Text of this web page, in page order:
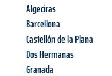
Algeciras
Barcellona
Castellón de la Plana
Dos Hermanas
Granada